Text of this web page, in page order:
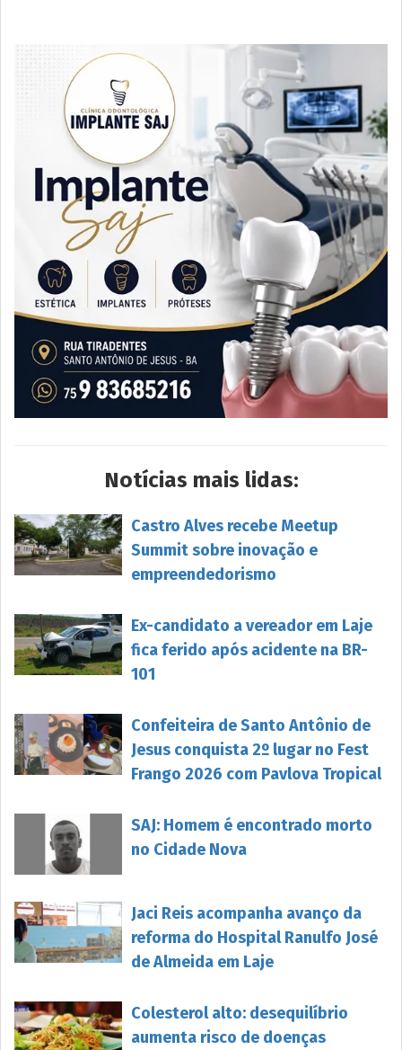
Notícias mais lidas:
Castro Alves recebe Meetup
Summit sobre inovação e
empreendedorismo
Ex-candidato a vereador em Laje
fica ferido após acidente na BR-
101
Confeiteira de Santo Antônio de
Jesus conquista 2º lugar no Fest
Frango 2026 com Pavlova Tropical
SAJ: Homem é encontrado morto
no Cidade Nova
Jaci Reis acompanha avanço da
reforma do Hospital Ranulfo José
de Almeida em Laje
Colesterol alto: desequilíbrio
aumenta risco de doenças